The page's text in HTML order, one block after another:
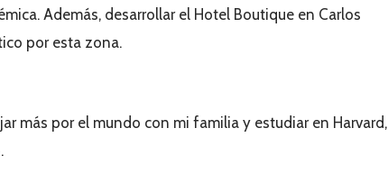
Además, desarrollar el Hotel Boutique en Carlos
por esta zona.
más por el mundo con mi familia y estudiar en Harvard,